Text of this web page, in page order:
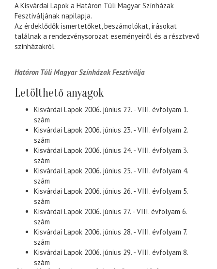
A Kisvárdai Lapok a Határon Túli Magyar Színházak
Fesztiváljának napilapja.
Az érdeklődők ismertetőket, beszámolókat, írásokat
találnak a rendezvénysorozat eseményeiről és a résztvevő
színházakról.
Határon Túli Magyar Színházak Fesztiválja
Letölthető anyagok
Kisvárdai Lapok 2006. június 22. - VIII. évfolyam 1.
szám
Kisvárdai Lapok 2006. június 23. - VIII. évfolyam 2.
szám
Kisvárdai Lapok 2006. június 24. - VIII. évfolyam 3.
szám
Kisvárdai Lapok 2006. június 25. - VIII. évfolyam 4.
szám
Kisvárdai Lapok 2006. június 26. - VIII. évfolyam 5.
szám
Kisvárdai Lapok 2006. június 27. - VIII. évfolyam 6.
szám
Kisvárdai Lapok 2006. június 28. - VIII. évfolyam 7.
szám
Kisvárdai Lapok 2006. június 29. - VIII. évfolyam 8.
szám